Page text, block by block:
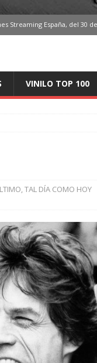
Streaming España, del 30
VINILO TOP 100
,TAL DÍA COMO HOY